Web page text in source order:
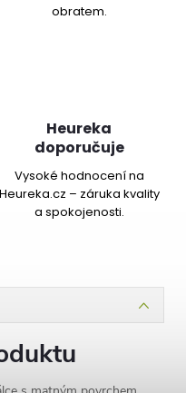
obratem.
Heureka
doporučuje
Vysoké hodnocení na
Heureka.cz – záruka kvality
a spokojenosti.